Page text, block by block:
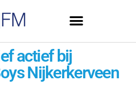
actief bij
Nijkerkerveen